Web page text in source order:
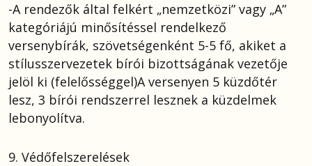
-A rendezők által felkért „nemzetközi” vagy „A”
kategóriájú minősítéssel rendelkező
versenybírák, szövetségenként 5-5 fő, akiket a
stílusszervezetek bírói bizottságának vezetője
jelöl ki (felelősséggel)A versenyen 5 küzdőtér
lesz, 3 bírói rendszerrel lesznek a küzdelmek
lebonyolítva.
9. Védőfelszerelések